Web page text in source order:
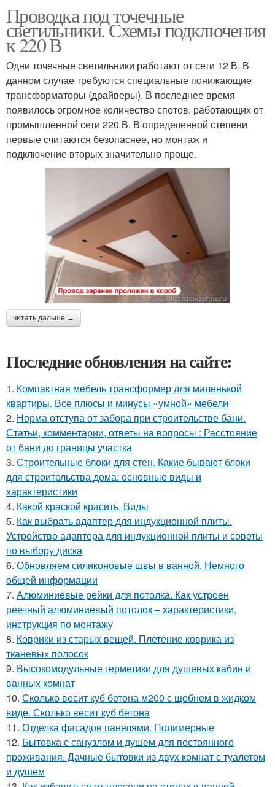
Проводка под точечные
светильники. Схемы подключения
к 220 В
Одни точечные светильники работают от сети 12 В. В
данном случае требуются специальные понижающие
трансформаторы (драйверы). В последнее время
появилось огромное количество спотов, работающих от
промышленной сети 220 В. В определенной степени
первые считаются безопаснее, но монтаж и
подключение вторых значительно проще.
читать дальше →
Последние обновления на сайте:
1. Компактная мебель трансформер для маленькой
квартиры. Все плюсы и минусы «умной» мебели
2. Норма отступа от забора при строительстве бани.
Статьи, комментарии, ответы на вопросы : Расстояние
от бани до границы участка
3. Строительные блоки для стен. Какие бывают блоки
для строительства дома: основные виды и
характеристики
4. Какой краской красить. Виды
5. Как выбрать адаптер для индукционной плиты.
Устройство адаптера для индукционной плиты и советы
по выбору диска
6. Обновляем силиконовые швы в ванной. Немного
общей информации
7. Алюминиевые рейки для потолка. Как устроен
реечный алюминиевый потолок – характеристики,
инструкция по монтажу
8. Коврики из старых вещей. Плетение коврика из
тканевых полосок
9. Высокомодульные герметики для душевых кабин и
ванных комнат
10. Сколько весит куб бетона м200 с щебнем в жидком
виде. Сколько весит куб бетона
11. Отделка фасадов панелями. Полимерные
12. Бытовка с санузлом и душем для постоянного
проживания. Дачные бытовки из двух комнат с туалетом
и душем